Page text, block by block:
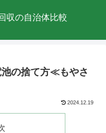
収の自治体比較
の捨て方≪もやさ
2024.12.19